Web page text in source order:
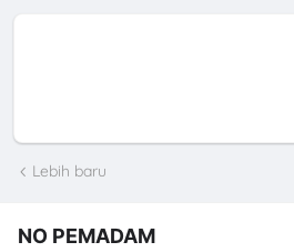
Lebih baru
NO PEMADAM